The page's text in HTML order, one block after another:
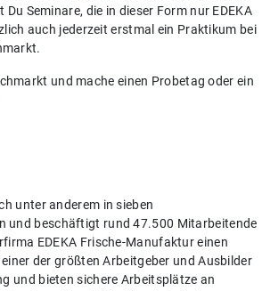
Seminare, die in dieser Form nur EDEKA
auch jederzeit erstmal ein Praktikum bei
und mache einen Probetag oder ein
unter anderem in sieben
und beschäftigt rund 47.500 Mitarbeitende
EDEKA Frische-Manufaktur einen
der größten Arbeitgeber und Ausbilder
und bieten sichere Arbeitsplätze an